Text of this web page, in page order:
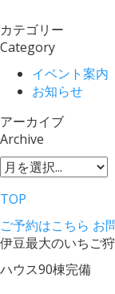
カテゴリー
Category
イベント案内
お知らせ
アーカイブ
Archive
TOP
ご予約はこちら お
伊豆最大のいちご狩
ハウス90棟完備